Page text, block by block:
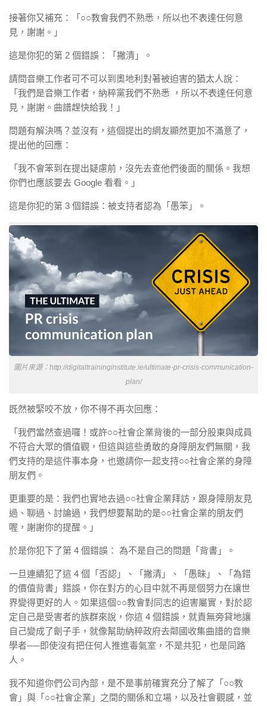
接著你又補充：「○○教會我們不熟悉，所以也不表達任何意
見，謝謝。」
這是你犯的第 2 個錯誤：「撇清」。
請問音樂工作者可不可以到奧地利對著被迫害的猶太人說：
「我們是音樂工作者，納粹黨我們不熟悉 ，所以不表達任何意
見，謝謝。曲譜趕快給我！」
問題有解決嗎？並沒有，這個提出的網友顯然更加不滿意了，
提出他的回應：
「我不會笨到在提出疑慮前，沒先去查他們後面的關係。我想
你們也應該要去 Google 看看。」
這是你犯的第 3 個錯誤：被支持者認為「愚笨」。
圖片來源：http://digitaltraininginstitute.ie/ultimate-pr-crisis-communication-
plan/
既然被緊咬不放，你不得不再次回應：
「我們當然查過囉！或許○○社會企業背後的一部分股東與成員
不符合大眾的價值觀，但這與這些勇敢的身障朋友們無關，我
們支持的是這件事本身，也邀請你一起支持○○社會企業的身障
朋友們。
更重要的是：我們也實地去過○○社會企業拜訪，跟身障朋友見
過、聊過、討論過，我們想要幫助的是○○社會企業的朋友們
喔，謝謝你的提醒。」
於是你犯下了第 4 個錯誤： 為不是自己的問題「背書」。
一旦連續犯了這 4 個「否認」、「撇清」、「愚昧」、「為錯
的價值背書」錯誤，你在對方的心目中就不再是個努力在讓世
界變得更好的人。如果這個○○教會對同志的迫害屬實，對於認
定自己是受害者的族群來說，你這 4 個錯誤，就責無旁貸地讓
自己變成了劊子手，就像幫助納粹政府去鄰國收集曲譜的音樂
學者──即使沒有把任何人推進毒氣室，不是共犯，也是同路
人。
我不知道你們公司內部，是不是事前確實充分了解了「○○教
會」與「○○社會企業」之間的關係和立場，以及社會觀感，並